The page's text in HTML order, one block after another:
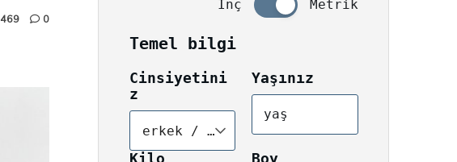
469 0
İnç Metrik
Temel bilgi
Cinsiyetini
z
erkek / kadın
Yaşınız
yaş